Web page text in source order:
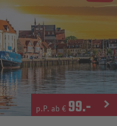
p.P. ab € 99.-